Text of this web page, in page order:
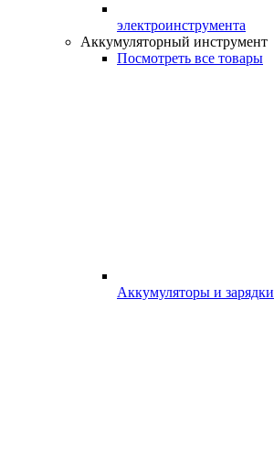
электроинструмента
Аккумуляторный инструмент
Посмотреть все товары
Аккумуляторы и зарядки